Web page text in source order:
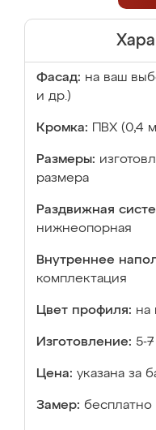
Фасад: на ваш
и др.)
Кромка: ПВХ (0,4
Размеры:
размера
Раздвижная
нижнеопорная
Внутреннее
комплектация
Цвет профиля: на
Изготовление: 5-
Цена: указана за
Замер: бесплатно